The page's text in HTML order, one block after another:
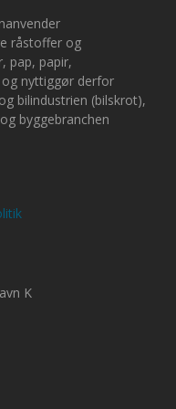
råstoffer og
pap, papir,
nyttiggør derfor
bilindustrien (bilskrot),
byggebranchen
K